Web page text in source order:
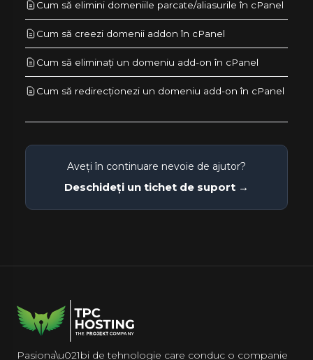
Cum să elimini domeniile parcate/aliasurile în cPanel
Cum să creezi domenii addon în cPanel
Cum să eliminați un domeniu add-on în cPanel
Cum să redirecționezi un domeniu add-on în cPanel
Aveți în continuare nevoie de ajutor?
Deschideți un tichet de suport →
Pasiona\u021bi de tehnologie care conduc o companie